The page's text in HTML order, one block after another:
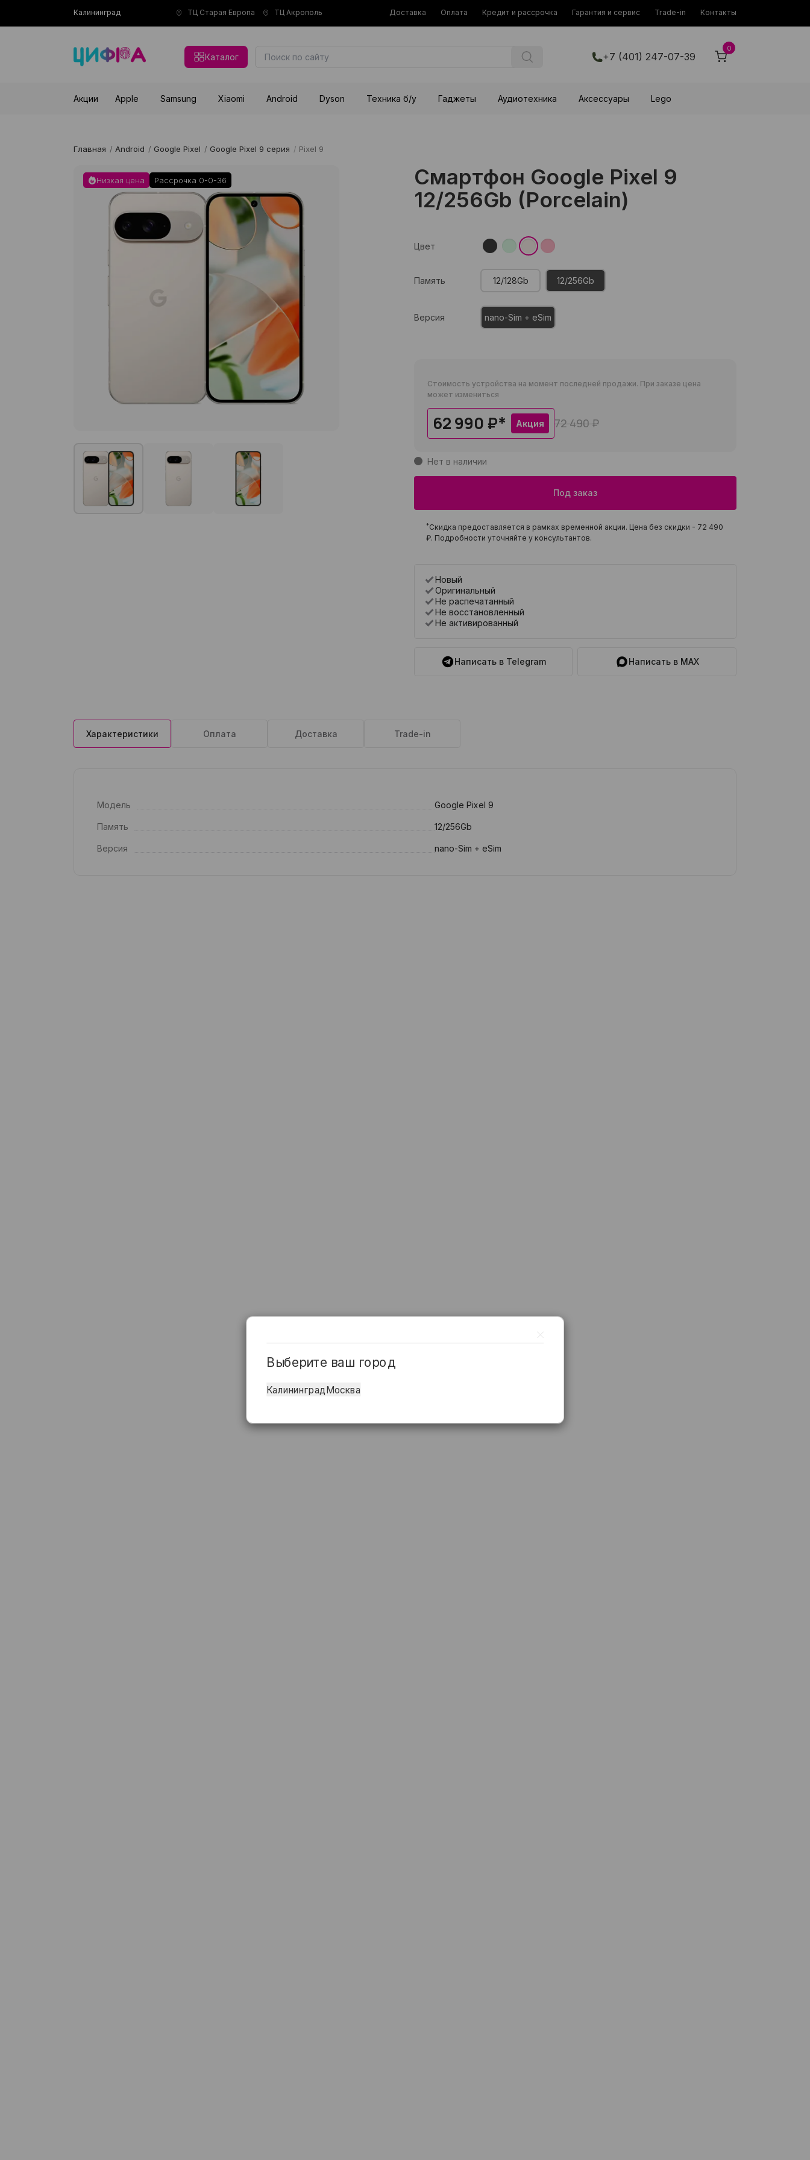
Калининград ТЦ Старая Европа ТЦ Акрополь Доставка Оплата Кредит и рассрочка Гарантия и сервис Trade-in Контакты
Каталог +7 (401) 247-07-39
0
Акции Apple Samsung Xiaomi Android Dyson Техника б/у Гаджеты Аудиотехника Аксессуары Lego
Главная / Android / Google Pixel / Google Pixel 9 серия / Pixel 9
Низкая цена Рассрочка 0-0-36
Смартфон Google Pixel 9
12/256Gb (Porcelain)
Цвет
Память 12/128Gb 12/256Gb
Версия nano-Sim + eSim
Стоимость устройства на момент последней продажи. При заказе цена
может измениться
62 990 ₽* Акция 72 490 ₽
Нет в наличии
Под заказ
*Скидка предоставляется в рамках временной акции. Цена без скидки - 72 490
₽. Подробности уточняйте у консультантов.
Новый
Оригинальный
Не распечатанный
Не восстановленный
Не активированный
Написать в Telegram Написать в MAX
Характеристики Оплата Доставка Trade-in
Модель Google Pixel 9
Память 12/256Gb
Версия nano-Sim + eSim
Выберите ваш город
КалининградМосква